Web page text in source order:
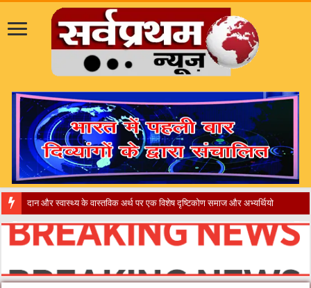
​”कानून तो बदल गया 2016 में, दिव